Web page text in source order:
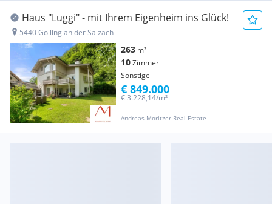
Haus "Luggi" - mit Ihrem Eigenheim ins Glück!
5440 Golling an der Salzach
263 m²
10Zimmer
Sonstige
Andreas Moritzer Real Estate
€ 3.228,14/m²
€ 849.000